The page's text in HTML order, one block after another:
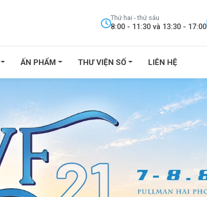
Thứ hai - thứ sáu
8:00 - 11:30 và 13:30 - 17:00
ẤN PHẨM THƯ VIỆN SỐ LIÊN HỆ